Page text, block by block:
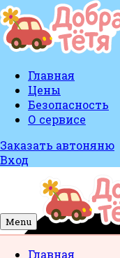
Главная
Цены
Безопасность
О сервисе
Заказать автоняню
Вход
Menu
Главная